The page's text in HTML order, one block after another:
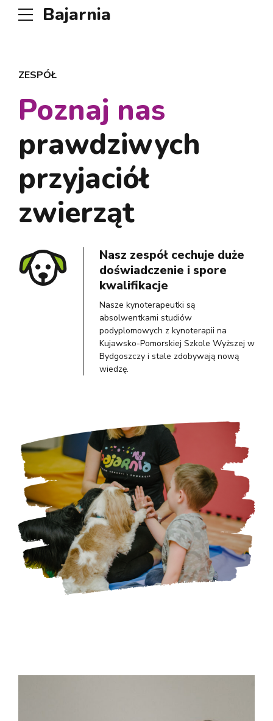
Bajarnia
ZESPÓŁ
Poznaj nas
prawdziwych
przyjaciół
zwierząt
Nasz zespół cechuje duże
doświadczenie i spore
kwalifikacje
Nasze kynoterapeutki są
absolwentkami studiów
podyplomowych z kynoterapii na
Kujawsko-Pomorskiej Szkole Wyższej w
Bydgoszczy i stale zdobywają nową
wiedzę.